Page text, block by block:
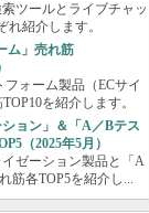
ツールとライブチャッ
れ紹介します。
ム」売れ筋
ォーム製品（ECサイ
を紹介します。
ション」＆「A／Bテス
（2025年5月）
ゼーション製品と「A
筋各TOP5を紹介し...